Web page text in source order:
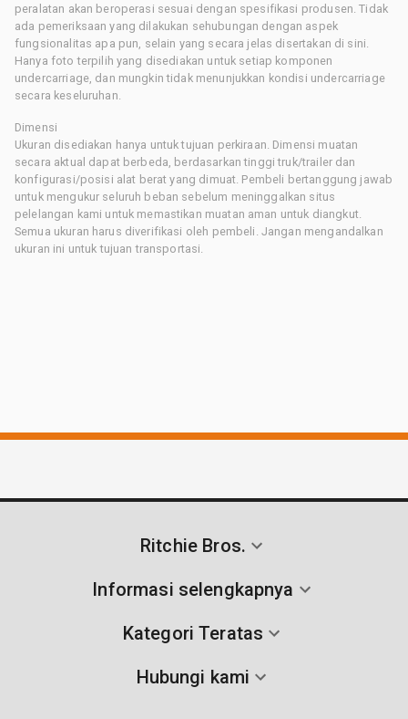
peralatan akan beroperasi sesuai dengan spesifikasi produsen. Tidak
ada pemeriksaan yang dilakukan sehubungan dengan aspek
fungsionalitas apa pun, selain yang secara jelas disertakan di sini.
Hanya foto terpilih yang disediakan untuk setiap komponen
undercarriage, dan mungkin tidak menunjukkan kondisi undercarriage
secara keseluruhan.
Dimensi
Ukuran disediakan hanya untuk tujuan perkiraan. Dimensi muatan
secara aktual dapat berbeda, berdasarkan tinggi truk/trailer dan
konfigurasi/posisi alat berat yang dimuat. Pembeli bertanggung jawab
untuk mengukur seluruh beban sebelum meninggalkan situs
pelelangan kami untuk memastikan muatan aman untuk diangkut.
Semua ukuran harus diverifikasi oleh pembeli. Jangan mengandalkan
ukuran ini untuk tujuan transportasi.
Ritchie Bros.
Informasi selengkapnya
Kategori Teratas
Hubungi kami